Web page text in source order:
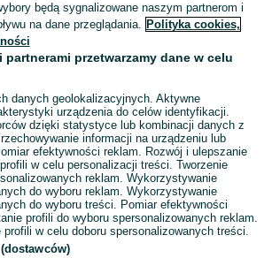
będą sygnalizowane naszym partnerom i
na dane przeglądania. Polityka cookies,
partnerami przetwarzamy dane w celu
danych geolokalizacyjnych. Aktywne
urządzenia do celów identyfikacji.
dzięki statystyce lub kombinacji danych z
informacji na urządzeniu lub
efektywności reklam. Rozwój i ulepszanie
w celu personalizacji treści. Tworzenie
reklam. Wykorzystywanie
do wyboru reklam. Wykorzystywanie
do wyboru treści. Pomiar efektywności
profili do wyboru spersonalizowanych reklam.
w celu doboru spersonalizowanych treści.